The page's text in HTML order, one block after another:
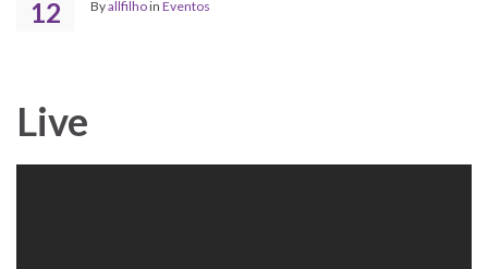
12 Byallfilhoin Eventos
Live